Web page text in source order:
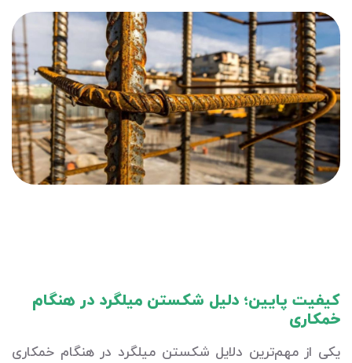
کیفیت پایین؛ دلیل شکستن میلگرد در هنگام
خمکاری
یکی از مهم‌ترین دلایل شکستن میلگرد در هنگام خمکاری